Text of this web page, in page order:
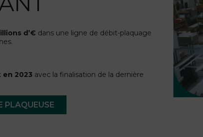
d’€ dans une ligne de débit-plaquage
2023 avec la finalisation de la dernière
PLAQUEUSE